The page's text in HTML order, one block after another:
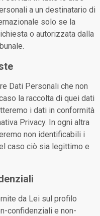
a un destinatario di
solo se la
o autorizzata dalla
Dati Personali che non
la raccolta di quei dati
i dati in conformità
Privacy. In ogni altra
non identificabili i
caso ciò sia legittimo e
da Lei sul profilo
confidenziali e non-